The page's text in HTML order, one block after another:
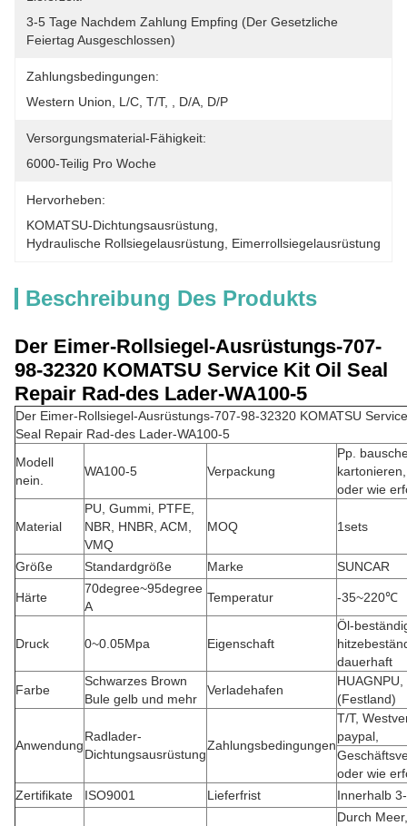
3-5 Tage Nachdem Zahlung Empfing (der Gesetzliche
Feiertag Ausgeschlossen)
Zahlungsbedingungen:
Western Union, L/C, T/T, , D/A, D/P
Versorgungsmaterial-Fähigkeit:
6000-Teilig Pro Woche
Hervorheben:
KOMATSU-Dichtungsausrüstung
Hydraulische Rollsiegelausrüstung
Eimerrollsiegelausrüstung
Beschreibung Des Produkts
Der Eimer-Rollsiegel-Ausrüstungs-707-
98-32320 KOMATSU Service Kit Oil Seal
Repair Rad-des Lader-WA100-5
Der Eimer-Rollsiegel-Ausrüstungs-707-98-32320 KOMATSU
Seal Repair Rad-des Lader-WA100-5
Modell
nein.
WA100-5 Verpackung
Pp.
oder wie
Material
PU, Gummi, PTFE,
NBR, HNBR, ACM,
VMQ
MOQ 1sets
Größe Standardgröße Marke SUNCAR
Härte
70degree~95degree
A
Temperatur -35~220℃
Druck 0~0.05Mpa Eigenschaft
Öl-
dauerhaft
Farbe
Schwarzes Brown
Bule gelb und mehr
Verladehafen
(Festland)
Anwendung
Radlader-
Dichtungsausrüstung
Zahlungsbedingungen
T/T,
paypal,
oder wie
Zertifikate
ISO9001 Lieferfrist
Innerhalb
Durch